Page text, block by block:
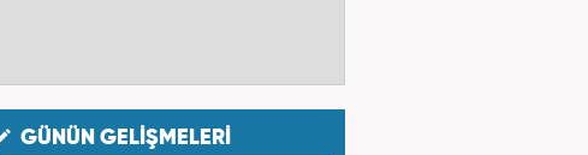
GÜNÜN GELİŞMELERİ